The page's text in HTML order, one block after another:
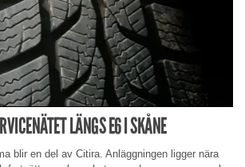
LÄNGS E6 I SKÅNE
blir en del av Citira. Anläggningen ligger nära